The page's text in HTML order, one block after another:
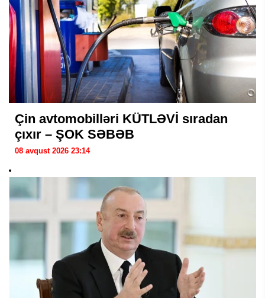
Çin avtomobilləri KÜTLƏVİ sıradan
çıxır – ŞOK SƏBƏB
08 avqust 2026 23:14